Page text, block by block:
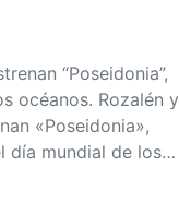
“Poseidonia”,
océanos. Rozalén y
«Poseidonia»,
día mundial de los…